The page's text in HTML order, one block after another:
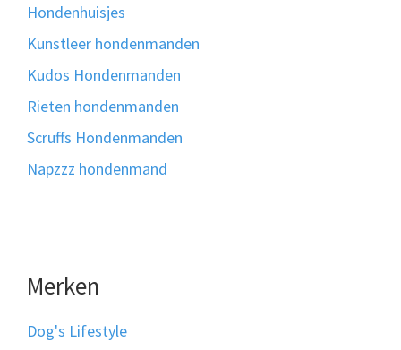
Hondenhuisjes
Kunstleer hondenmanden
Kudos Hondenmanden
Rieten hondenmanden
Scruffs Hondenmanden
Napzzz hondenmand
Merken
Dog's Lifestyle